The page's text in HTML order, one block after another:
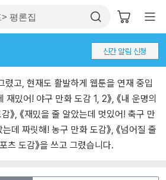
신간 알림 신청
렸고, 현재도 활발하게 웹툰을 연재 중입
재밌어! 야구 만화 도감 1, 2》, 《내 운명의
》, 《재밌을 줄 알았는데 멋있어! 축구 만
는데 짜릿해! 농구 만화 도감》, 《넘어질 줄
츠 도감》을 쓰고 그렸습니다.